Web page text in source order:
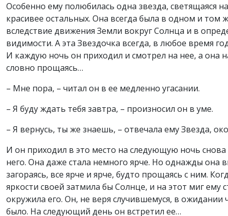
Особенно ему полюбилась одна звезда, светящаяся
красивее остальных. Она всегда была в одном и
вследствие движения Земли вокруг Солнца и в
видимости. А эта Звездочка всегда, в любое время
И каждую ночь он приходил и смотрел на нее, а она
словно прощаясь…
– Мне пора, – читал он в ее медленно угасании.
– Я буду ждать тебя завтра, – произносил он в уме.
– Я вернусь, ты же знаешь, – отвечала ему Звезда,
И он приходил в это место на следующую ночь снова
него. Она даже стала немного ярче. Но однажды она
загораясь, все ярче и ярче, будто прощаясь с ним.
яркости своей затмила бы Солнце, и на этот миг ему
окружила его. Он, не веря случившемуся, в ожидании
было. На следующий день он встретил ее…